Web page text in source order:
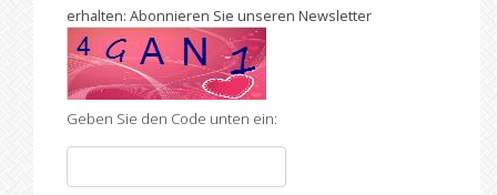
erhalten: Abonnieren Sie unseren Newsletter
Geben Sie den Code unten ein: